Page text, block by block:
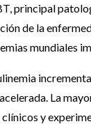
principal
de la
mundiales
La
y